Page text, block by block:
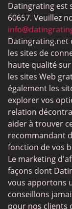
MeetMindful
BDSM
BBPeopleMeet
Sites Sugar
JPeopleMeet
Rencontres trans
Sites de
MyLOL
Rencontres gay
Rencontres
Sites de
SugarDaddyMeet
Datingrating est
60657. Veuillez
les sites de
haute qualité
les sites Web
également les
explorer vos
relation
aider à trouver
recommandant
fonction de vos
Le marketing
façons dont
vous apportons
conseillons
pour nos clients